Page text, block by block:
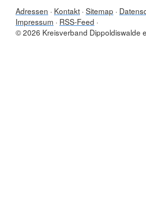
Adressen Kontakt Sitemap
Impressum
RSS-Feed
© 2026 Kreisverband Dippoldiswalde